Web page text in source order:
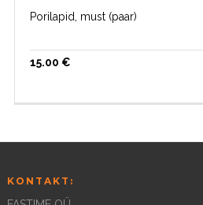
Porilapid, must (paar)
15.00 €
KONTAKT: